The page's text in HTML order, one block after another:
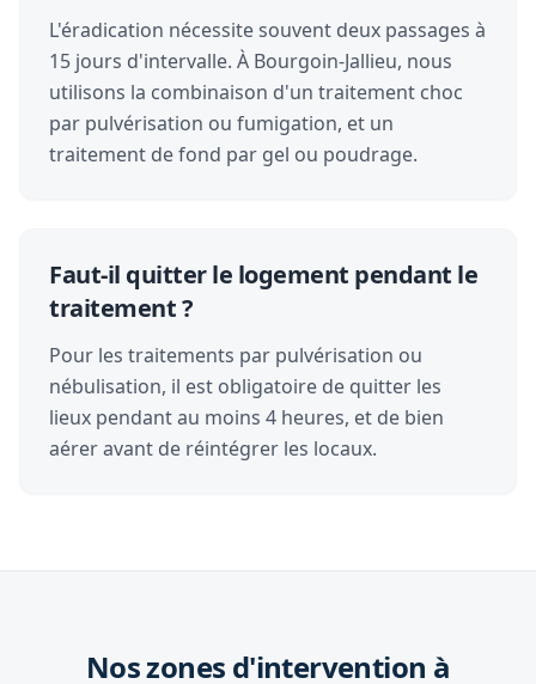
L'éradication nécessite souvent deux passages à
15 jours d'intervalle. À Bourgoin-Jallieu, nous
utilisons la combinaison d'un traitement choc
par pulvérisation ou fumigation, et un
traitement de fond par gel ou poudrage.
Faut-il quitter le logement pendant le
traitement ?
Pour les traitements par pulvérisation ou
nébulisation, il est obligatoire de quitter les
lieux pendant au moins 4 heures, et de bien
aérer avant de réintégrer les locaux.
Nos zones d'intervention à